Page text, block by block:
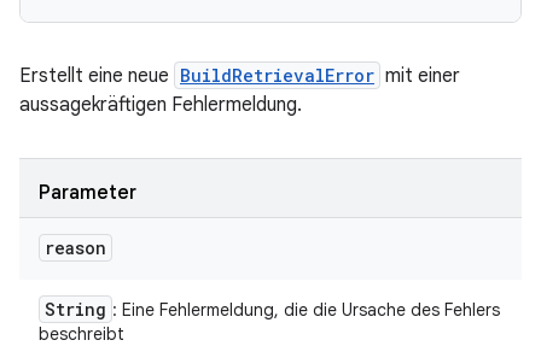
Erstellt eine neue BuildRetrievalError mit einer
aussagekräftigen Fehlermeldung.
Parameter
reason
String : Eine Fehlermeldung, die die Ursache des Fehlers
beschreibt